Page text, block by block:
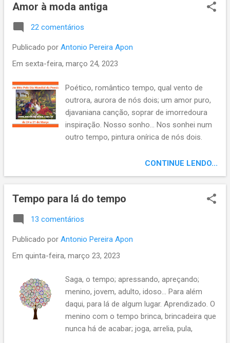
antigo Arraial do Pereira, a Vila Velha, hoje
de fundar uma cidade fortaleza para
defender os interesses da coroa
das invasões estrangeiras. Naquela região,
Gonçalo Coelho, se entendeu com estes,
instalando um marco português, a Ponta do
Padrão, na entrada da Baía de Todos os
Santos, exatamente, onde mais tarde, seria
edificado o atual Farol da Barra. Era 1º de
inspirou o nome da baía. Dos poucos
sobreviventes do naufrágio de um n...
Amor à moda antiga
22 comentários
Publicado por Antonio Pereira Apon
Em sexta-feira, março 24, 2023
Poético, romântico tempo, qual vento de
outrora, aurora de nós dois; um amor puro,
djavaniana canção, soprar de imorredoura
inspiração. Nosso sonho... Nos sonhei num
outro tempo, pintura onírica de nós dois.
enamorados; inspirados, integrados na
versejar da estação, do bem-me-quer o bem
querer, versos de um amor puro,
nos enlaçam emoções; amor á moda antiga,
aliançar de corações. Tempo de outros
refresca o presente tempo, poética
inscreva-se em nosso canal Apon na arte
do viver. , clique no sininho para escolher
receber nossas notificações, ser avisado(a)
dos vídeos novos. E não esqueça de dar
seus likes. Conto com você! Obrigado.
CONTINUE LENDO...
Tempo para lá do tempo
13 comentários
Publicado por Antonio Pereira Apon
Em quinta-feira, março 23, 2023
Saga, o tempo; apressando, apreçando;
menino, jovem, adulto, idoso... Para além
daqui, para lá de algum lugar. Aprendizado. O
menino com o tempo brinca, brincadeira que
nunca há de acabar; joga, arrelia, pula,